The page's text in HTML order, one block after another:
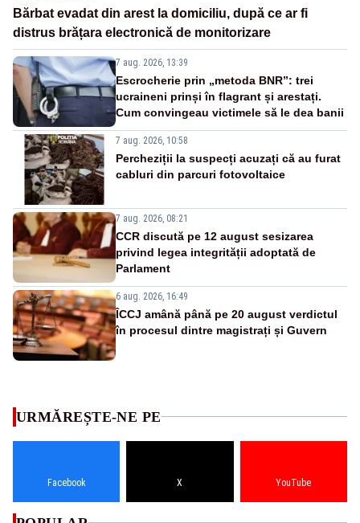
Bărbat evadat din arest la domiciliu, după ce ar fi
distrus brățara electronică de monitorizare
7 aug. 2026, 13:39
Escrocherie prin „metoda BNR”: trei
ucraineni prinși în flagrant și arestați.
Cum convingeau victimele să le dea banii
7 aug. 2026, 10:58
Percheziții la suspecți acuzați că au furat
cabluri din parcuri fotovoltaice
7 aug. 2026, 08:21
CCR discută pe 12 august sesizarea
privind legea integrității adoptată de
Parlament
6 aug. 2026, 16:49
ÎCCJ amână până pe 20 august verdictul
în procesul dintre magistrați și Guvern
URMĂREȘTE-NE PE
Facebook X YouTube